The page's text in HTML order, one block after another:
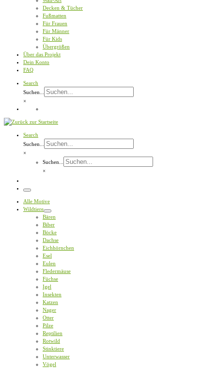
Decken & Tücher
Fußmatten
Für Frauen
Für Männer
Für Kids
Übergrößen
Über das Projekt
Dein Konto
FAQ
Search
Suchen...
×
Search
Suchen...
×
Suchen...
×
Menü
Alle Motive
Wildtiere
Bären
Biber
Böcke
Dachse
Eichhörnchen
Esel
Eulen
Fledermäuse
Füchse
Igel
Insekten
Katzen
Nager
Otter
Pilze
Reptilien
Rotwild
Stinktiere
Unterwasser
Vögel